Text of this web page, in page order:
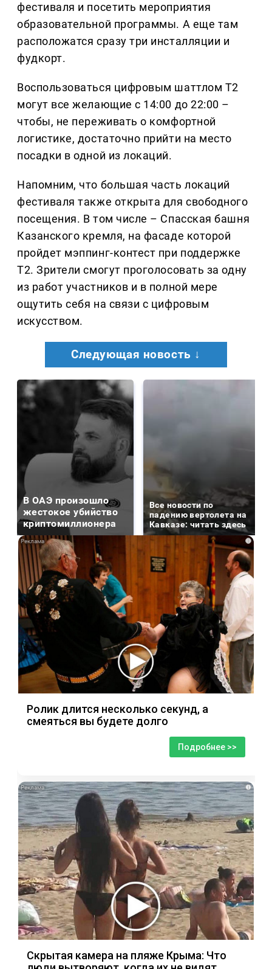
фестиваля и посетить мероприятия
образовательной программы. А еще там
расположатся сразу три инсталляции и
фудкорт.
Воспользоваться цифровым шаттлом Т2
могут все желающие с 14:00 до 22:00 –
чтобы, не переживать о комфортной
логистике, достаточно прийти на место
посадки в одной из локаций.
Напомним, что большая часть локаций
фестиваля также открыта для свободного
посещения. В том числе – Спасская башня
Казанского кремля, на фасаде которой
пройдет мэппинг-контест при поддержке
Т2. Зрители смогут проголосовать за одну
из работ участников и в полной мере
ощутить себя на связи с цифровым
искусством.
Следующая новость ↓
В ОАЭ произошло
жестокое убийство
криптомиллионера
Все новости по
падению вертолета на
Кавказе: читать здесь
i
Ролик длится несколько секунд, а
смеяться вы будете долго
Подробнее >>
i
Скрытая камера на пляже Крыма: Что